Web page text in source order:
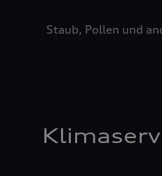
Staub, Pollen und